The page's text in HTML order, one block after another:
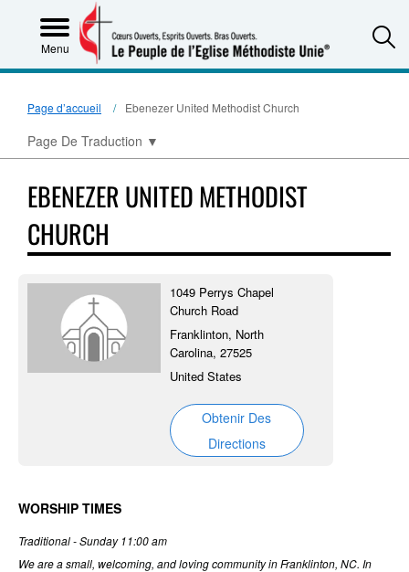
Menu
Page d’accueil Ebenezer United Methodist Church
Page De Traduction ▼
EBENEZER UNITED METHODIST
CHURCH
1049 Perrys Chapel
Church Road
Franklinton, North
Carolina, 27525
United States
Obtenir Des
Directions
WORSHIP TIMES
Traditional - Sunday 11:00 am
We are a small, welcoming, and loving community in Franklinton, NC. In